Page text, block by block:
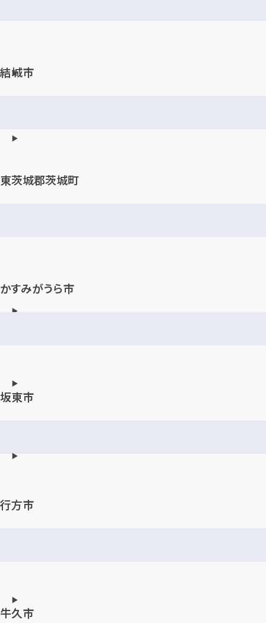
結城市
東茨城郡茨城町
かすみがうら市
坂東市
行方市
牛久市